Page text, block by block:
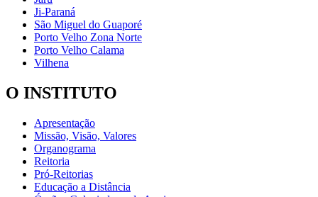
Ji-Paraná
São Miguel do Guaporé
Porto Velho Zona Norte
Porto Velho Calama
Vilhena
O INSTITUTO
Apresentação
Missão, Visão, Valores
Organograma
Reitoria
Pró-Reitorias
Educação a Distância